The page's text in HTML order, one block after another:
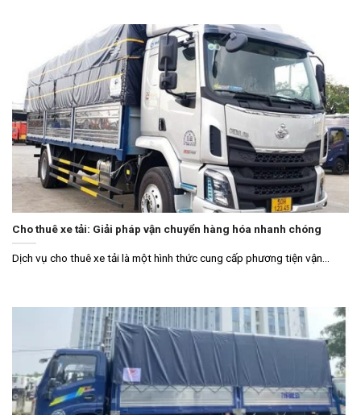
Cho thuê xe tải: Giải pháp vận chuyển hàng hóa nhanh chóng
Dịch vụ cho thuê xe tải là một hình thức cung cấp phương tiện vận...